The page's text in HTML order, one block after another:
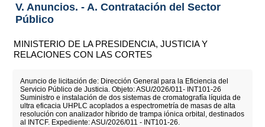
V. Anuncios. - A. Contratación del Sector
Público
MINISTERIO DE LA PRESIDENCIA, JUSTICIA Y
RELACIONES CON LAS CORTES
Anuncio de licitación de: Dirección General para la Eficiencia del
Servicio Público de Justicia. Objeto: ASU/2026/011- INT101-26
Suministro e instalación de dos sistemas de cromatografía líquida de
ultra eficacia UHPLC acoplados a espectrometría de masas de alta
resolución con analizador híbrido de trampa iónica orbital, destinados
al INTCF. Expediente: ASU/2026/011 - INT101-26.